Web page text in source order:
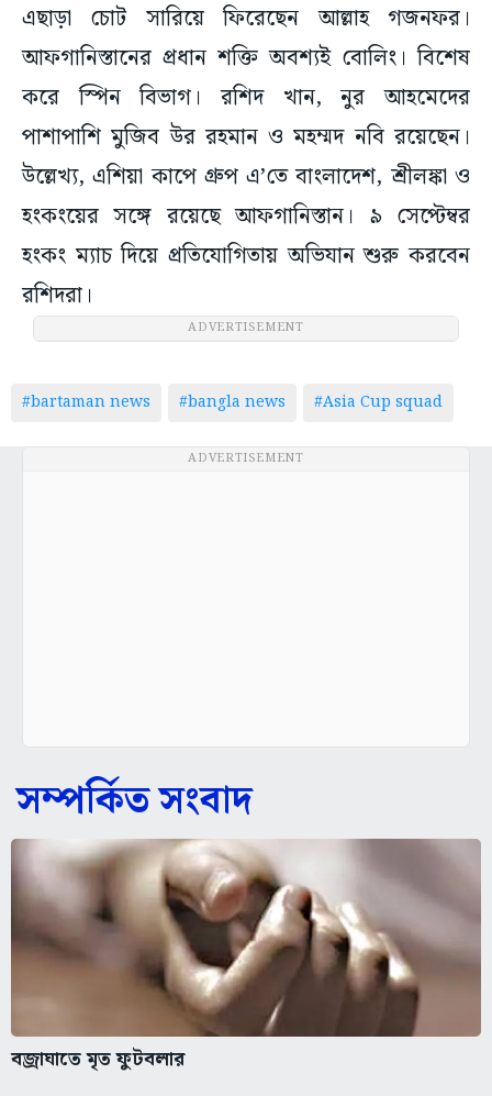
এছাড়া চোট সারিয়ে ফিরেছেন আল্লাহ গজনফর।
আফগানিস্তানের প্রধান শক্তি অবশ্যই বোলিং। বিশেষ
করে স্পিন বিভাগ। রশিদ খান, নুর আহমেদের
পাশাপাশি মুজিব উর রহমান ও মহম্মদ নবি রয়েছেন।
উল্লেখ্য, এশিয়া কাপে গ্রুপ এ’তে বাংলাদেশ, শ্রীলঙ্কা ও
হংকংয়ের সঙ্গে রয়েছে আফগানিস্তান। ৯ সেপ্টেম্বর
হংকং ম্যাচ দিয়ে প্রতিযোগিতায় অভিযান শুরু করবেন
রশিদরা।
ADVERTISEMENT
#bartaman news #bangla news #Asia Cup squad
ADVERTISEMENT
সম্পর্কিত সংবাদ
বজ্রাঘাতে মৃত ফুটবলার